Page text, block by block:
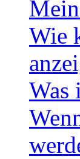
Wie
Was